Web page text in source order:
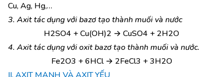
Cu, Ag, Hg,…
3. Axit tác dụng với bazơ tạo thành muối và nước
H2SO4 + Cu(OH)2 → CuSO4 + 2H2O
4. Axit tác dụng với oxit bazơ tạo thành muối và nước.
Fe2O3 + 6HCl → 2FeCl3 + 3H2O